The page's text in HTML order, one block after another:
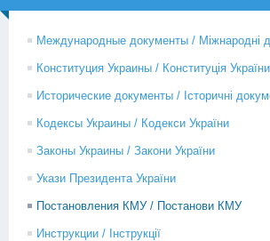
Международные документы / Міжнародні
Конституция Украины / Конституція України
Исторические документы / Історичні
Кодексы Украины / Кодекси України
Законы Украины / Закони України
Укази Президента України
Постановления КМУ / Постанови КМУ
Инструкции / Інструкції